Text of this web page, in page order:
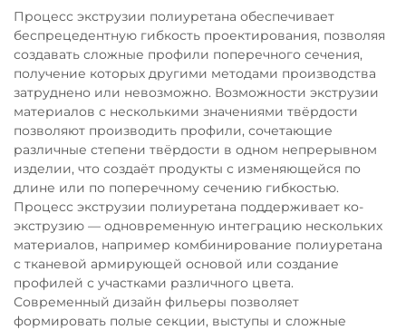
Процесс экструзии полиуретана обеспечивает
беспрецедентную гибкость проектирования, позволяя
создавать сложные профили поперечного сечения,
получение которых другими методами производства
затруднено или невозможно. Возможности экструзии
материалов с несколькими значениями твёрдости
позволяют производить профили, сочетающие
различные степени твёрдости в одном непрерывном
изделии, что создаёт продукты с изменяющейся по
длине или по поперечному сечению гибкостью.
Процесс экструзии полиуретана поддерживает ко-
экструзию — одновременную интеграцию нескольких
материалов, например комбинирование полиуретана
с тканевой армирующей основой или создание
профилей с участками различного цвета.
Современный дизайн фильеры позволяет
формировать полые секции, выступы и сложные